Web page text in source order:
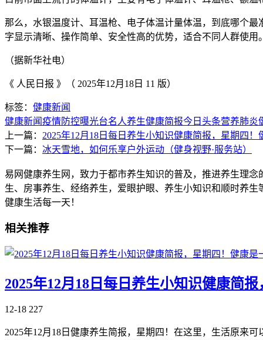
那么，水银温度计、耳温枪、电子体温计量体温，到底哪个
字显示清晰、操作简单、安全性高的优势，适合不同人群使用
（据新华社电）
《 人民日报 》（ 2025年12月18日 11 版）
标签： 健康新闻
健康新闻疫情防控曝光台名人养生健康简报今日头条营养肺炎
上一篇： 2025年12月18日每日养生小知识健康简报，星期四
下一篇： 冰天雪地，如何乐享户外运动（健身视野·服务站）
易网健康养生网，致力于都市养生知识的普及，推进养生理
生、房事养生、经络养生，爱眼护眼、养生小知识和顺时养
健康生活每一天！
相关推荐
2025年12月18日每日养生小知识健康简
12-18 227
2025年12月18日健康养生简报，星期四！在这里，生活原来